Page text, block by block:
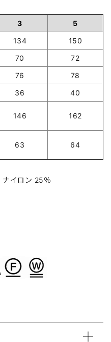
3
5
134
150
70
72
76
78
36
40
146 162
63 64
ナイロン 25％